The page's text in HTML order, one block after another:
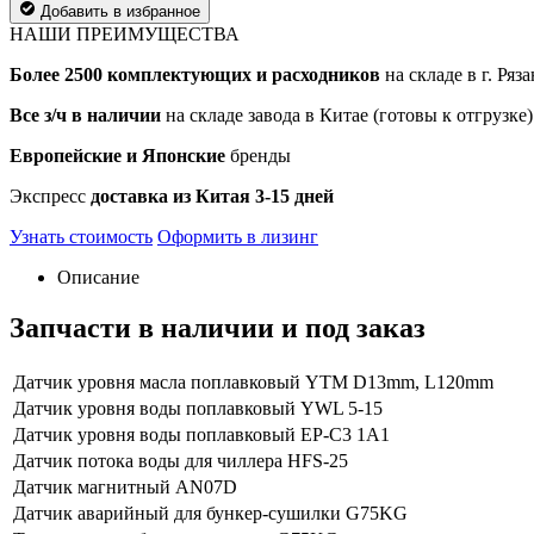
Добавить в избранное
НАШИ ПРЕИМУЩЕСТВА
Более 2500 комплектующих и расходников на складе в г.
Все з/ч в наличии на складе завода в Китае (готовы к отгрузке)
Европейские и Японские бренды
Экспресс доставка из Китая 3-15 дней
Узнать стоимость Оформить в лизинг
Описание
Запчасти в наличии и под заказ
Датчик уровня масла поплавковый YTM D13mm, L120mm
Датчик уровня воды поплавковый YWL 5-15
Датчик уровня воды поплавковый EP-C3 1A1
Датчик потока воды для чиллера HFS-25
Датчик магнитный AN07D
Датчик аварийный для бункер-сушилки G75KG